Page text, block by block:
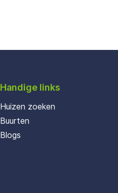
Handige links
Huizen zoeken
Buurten
Blogs